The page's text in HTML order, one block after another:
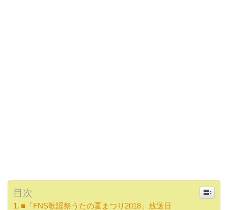
目次
■「FNS歌謡祭うたの夏まつり2018」放送日